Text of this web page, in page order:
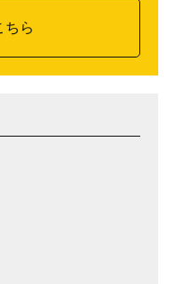
ちら